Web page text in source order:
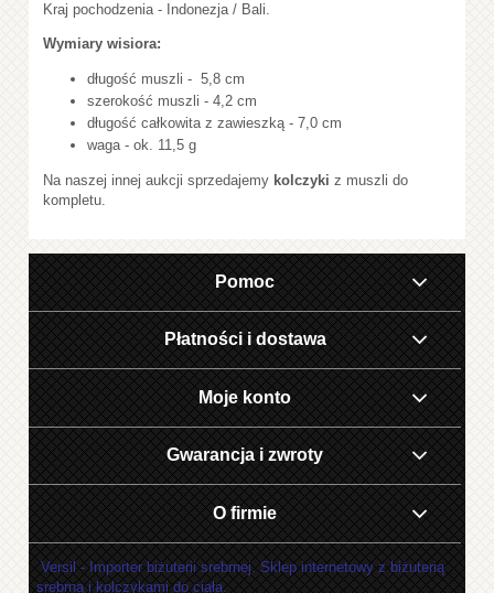
Kraj pochodzenia - Indonezja / Bali.
Wymiary wisiora:
długość muszli - 5,8 cm
szerokość muszli - 4,2 cm
długość całkowita z zawieszką - 7,0 cm
waga - ok. 11,5 g
Na naszej innej aukcji sprzedajemy kolczyki z muszli do
kompletu.
Pomoc
Płatności i dostawa
Moje konto
Gwarancja i zwroty
O firmie
Versil - Importer biżuterii srebrnej. Sklep internetowy z biżuterią
srebrną i kolczykami do ciała.